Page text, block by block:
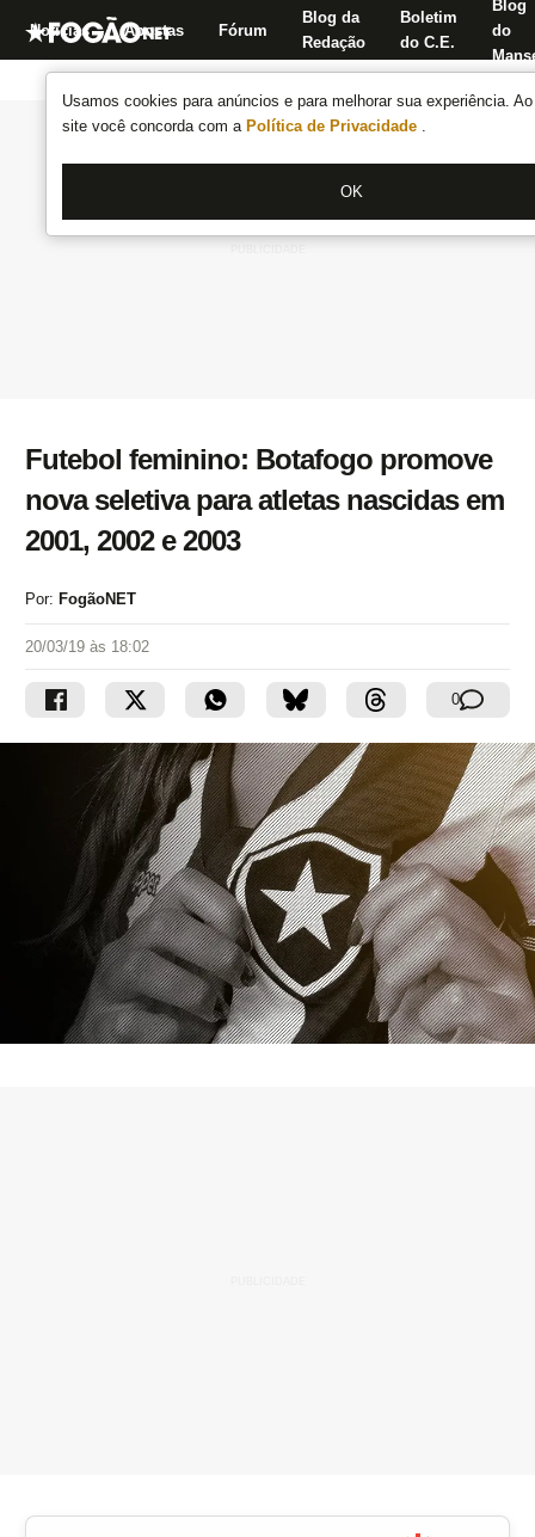
Usamos cookies para anúncios e para melhorar sua experiência.
site você concorda com a Política de Privacidade .
OK
Notícias Apostas Fórum
Blog da
Redação
Boletim
do C.E.
Blog
do
Futebol feminino: Botafogo promove
nova seletiva para atletas nascidas em
2001, 2002 e 2003
Por: FogãoNET
20/03/19 às 18:02
0